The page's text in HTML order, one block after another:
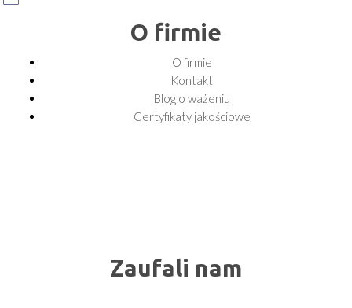
O firmie
O firmie
Kontakt
Blog o ważeniu
Certyfikaty jakościowe
Zaufali nam